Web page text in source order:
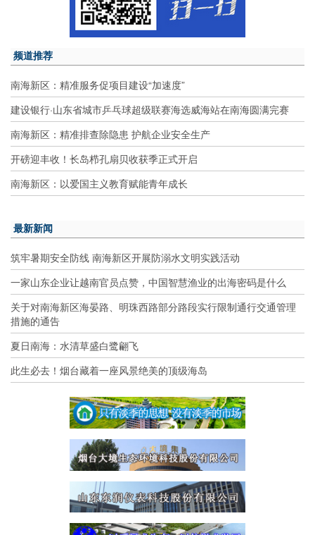
频道推荐
南海新区：精准服务促项目建设“加速度”
建设银行·山东省城市乒乓球超级联赛海选威海站在南海圆满完赛
南海新区：精准排查除隐患 护航企业安全生产
开磅迎丰收！长岛栉孔扇贝收获季正式开启
南海新区：以爱国主义教育赋能青年成长
最新新闻
筑牢暑期安全防线 南海新区开展防溺水文明实践活动
一家山东企业让越南官员点赞，中国智慧渔业的出海密码是什么
关于对南海新区海晏路、明珠西路部分路段实行限制通行交通管理
措施的通告
夏日南海：水清草盛白鹭翩飞
此生必去！烟台藏着一座风景绝美的顶级海岛